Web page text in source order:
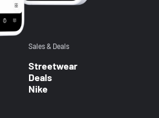
Sales & Deals
Streetwear
Deals
Nike